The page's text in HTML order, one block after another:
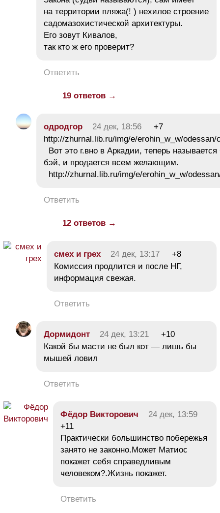
на территории пляжа(! ) нехилое строение
садомазохистической архитектуры.
Его зовут Кивалов,
так кто ж его проверит?
Ответить
19 ответов →
одродгор 24 дек, 18:56
+7
http://zhurnal.lib.ru/img/e/erohin_w_w/
Вот это г.вно в Аркадии, теперь
бэй, и продается всем желающим.
http://zhurnal.lib.ru/img/e/erohin_w_w/
Ответить
12 ответов →
смех и грех 24 дек, 13:17
+8
Комиссия продлится и после НГ,
информация свежая.
Ответить
Дормидонт 24 дек, 13:21
+10
Какой бы масти не был кот — лишь бы
мышей ловил
Ответить
Фёдор Викторович
24 дек, 13:59
+11
Практически большинство побережья
занято не законно.Может Матиос
покажет себя справедливым
человеком?.Жизнь покажет.
Ответить